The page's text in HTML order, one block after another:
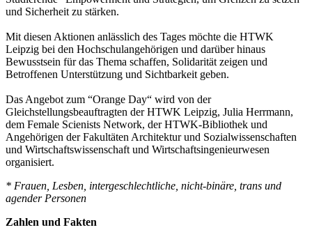
und Sicherheit zu stärken.
Mit diesen Aktionen anlässlich des Tages möchte die HTWK
Leipzig bei den Hochschulangehörigen und darüber hinaus
Bewusstsein für das Thema schaffen, Solidarität zeigen und
Betroffenen Unterstützung und Sichtbarkeit geben.
Das Angebot zum “Orange Day“ wird von der
Gleichstellungsbeauftragten der HTWK Leipzig, Julia Herrmann,
dem Female Scienists Network, der HTWK-Bibliothek und
Angehörigen der Fakultäten Architektur und Sozialwissenschaften
und Wirtschaftswissenschaft und Wirtschaftsingenieurwesen
organisiert.
* Frauen, Lesben, intergeschlechtliche, nicht-binäre, trans und
agender Personen
Zahlen und Fakten